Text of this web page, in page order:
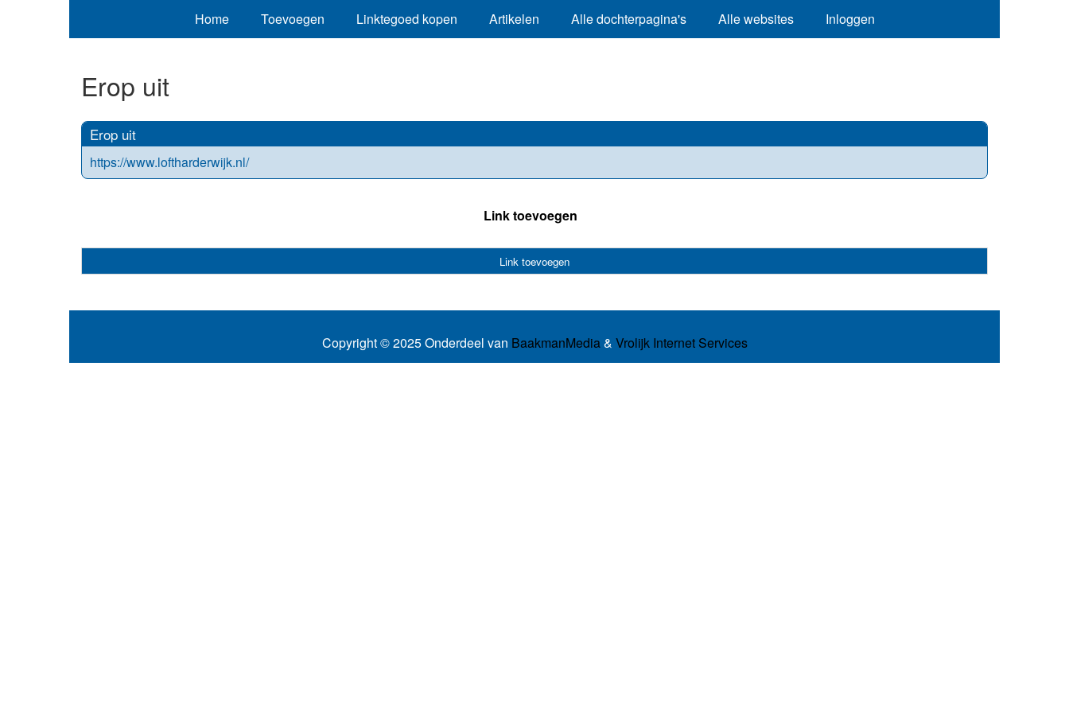
Home Toevoegen Linktegoed kopen Artikelen Alle dochterpagina's Alle websites Inloggen
Erop uit
Erop uit
https://www.loftharderwijk.nl/
Link toevoegen
Link toevoegen
Copyright © 2025 Onderdeel van BaakmanMedia& Vrolijk Internet Services